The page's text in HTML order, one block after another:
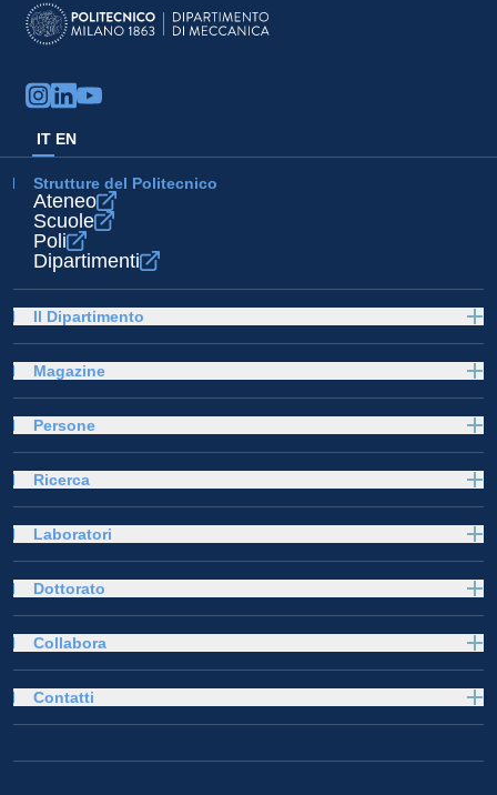
IT EN
Strutture del Politecnico
Ateneo
Scuole
Poli
Dipartimenti
Il Dipartimento
Magazine
Persone
Ricerca
Laboratori
Dottorato
Collabora
Contatti